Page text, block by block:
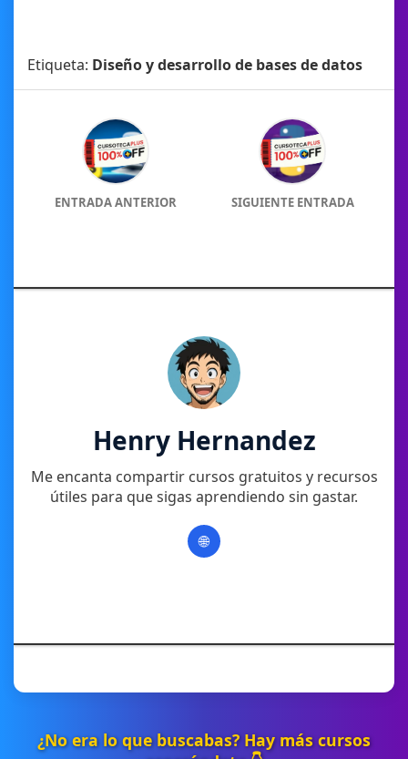
Etiqueta: Diseño y desarrollo de bases de datos
ENTRADA ANTERIOR SIGUIENTE ENTRADA
Henry Hernandez
Me encanta compartir cursos gratuitos y recursos
útiles para que sigas aprendiendo sin gastar.
🌐
¿No era lo que buscabas? Hay más cursos